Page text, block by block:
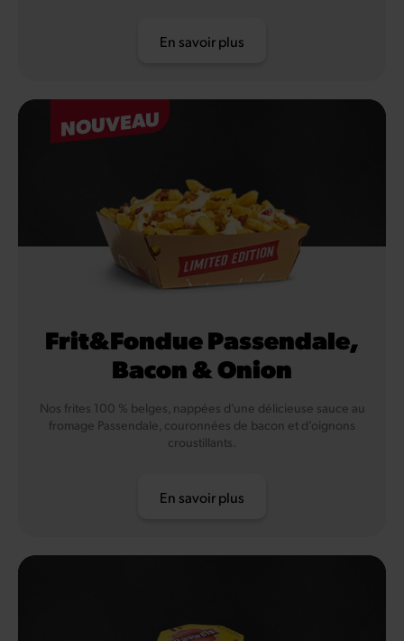
En savoir plus
NOUVEAU
Frit&Fondue Passendale,
Bacon & Onion
Nos frites 100 % belges, nappées d’une délicieuse sauce au
fromage Passendale, couronnées de bacon et d’oignons
croustillants.
En savoir plus